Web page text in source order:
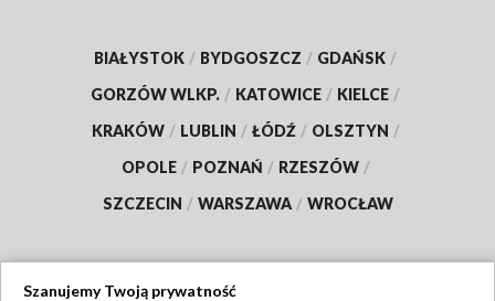
BIAŁYSTOK / BYDGOSZCZ / GDAŃSK /
GORZÓW WLKP. / KATOWICE / KIELCE /
KRAKÓW / LUBLIN / ŁÓDŹ / OLSZTYN /
OPOLE / POZNAŃ / RZESZÓW /
SZCZECIN / WARSZAWA / WROCŁAW
Szanujemy Twoją prywatność